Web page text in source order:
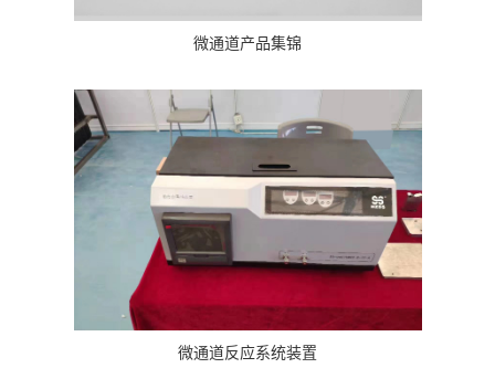
微通道产品集锦
微通道反应系统装置